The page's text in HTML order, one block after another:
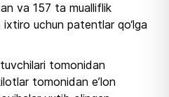
va 157 ta mualliflik
uchun patentlar qo‘lga
tomonidan
tomonidan e’lon